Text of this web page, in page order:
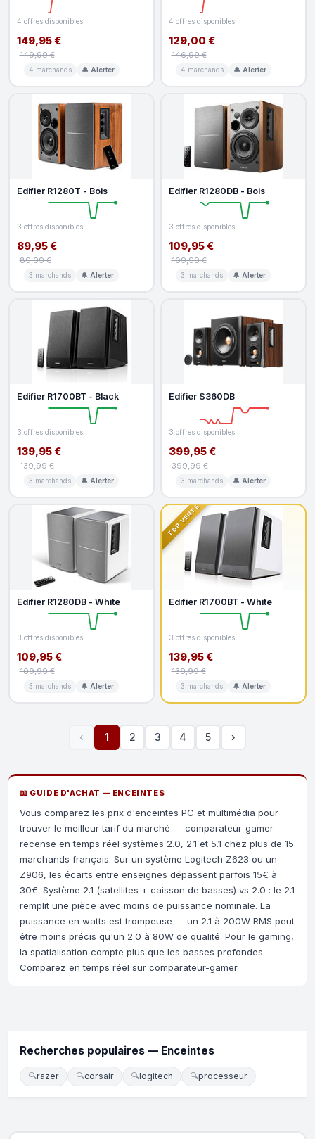
4 offres disponibles
149,95 €
149,99 €
4 marchands 🔔 Alerter
4 offres disponibles
129,00 €
146,99 €
4 marchands 🔔 Alerter
Edifier R1280T - Bois
3 offres disponibles
89,95 €
89,99 €
3 marchands 🔔 Alerter
Edifier R1280DB - Bois
3 offres disponibles
109,95 €
109,99 €
3 marchands 🔔 Alerter
Edifier R1700BT - Black
3 offres disponibles
139,95 €
139,99 €
3 marchands 🔔 Alerter
Edifier S360DB
3 offres disponibles
399,95 €
399,99 €
3 marchands 🔔 Alerter
Edifier R1280DB - White
3 offres disponibles
109,95 €
109,99 €
3 marchands 🔔 Alerter
TOP VENTE
Edifier R1700BT - White
3 offres disponibles
139,95 €
139,99 €
3 marchands 🔔 Alerter
‹ 1 2 3 4 5 ›
📖 GUIDE D'ACHAT — ENCEINTES
Vous comparez les prix d'enceintes PC et multimédia pour
trouver le meilleur tarif du marché — comparateur-gamer
recense en temps réel systèmes 2.0, 2.1 et 5.1 chez plus de 15
marchands français. Sur un système Logitech Z623 ou un
Z906, les écarts entre enseignes dépassent parfois 15€ à
30€. Système 2.1 (satellites + caisson de basses) vs 2.0 : le 2.1
remplit une pièce avec moins de puissance nominale. La
puissance en watts est trompeuse — un 2.1 à 200W RMS peut
être moins précis qu'un 2.0 à 80W de qualité. Pour le gaming,
la spatialisation compte plus que les basses profondes.
Comparez en temps réel sur comparateur-gamer.
Recherches populaires — Enceintes
🔍razer 🔍corsair 🔍logitech 🔍processeur